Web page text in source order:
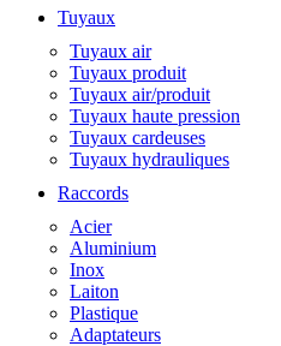
Tuyaux
Tuyaux air
Tuyaux produit
Tuyaux air/produit
Tuyaux haute pression
Tuyaux cardeuses
Tuyaux hydrauliques
Raccords
Acier
Aluminium
Inox
Laiton
Plastique
Adaptateurs